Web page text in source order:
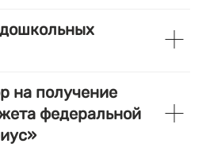
на получение
федеральной